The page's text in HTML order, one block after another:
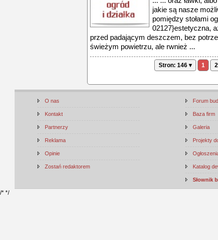
jakie są nasze
pomiędzy stołami
02127}estetyczna,
przed padającym deszczem, bez
świeżym powietrzu, ale rwnież ...
Stron: 146 ▾ 1 2
O nas
Kontakt
Partnerzy
Reklama
Opinie
Zostań redaktorem
Forum
Baza firm
Galeria
Projekty
Katalog
Słownik
/* */